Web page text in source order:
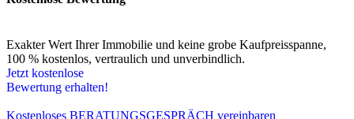
Exakter Wert Ihrer Immobilie und keine grobe Kaufpreisspanne,
100 % kostenlos, vertraulich und unverbindlich.
Jetzt kostenlose
Bewertung erhalten!
Kostenloses BERATUNGSGESPRÄCH vereinbaren